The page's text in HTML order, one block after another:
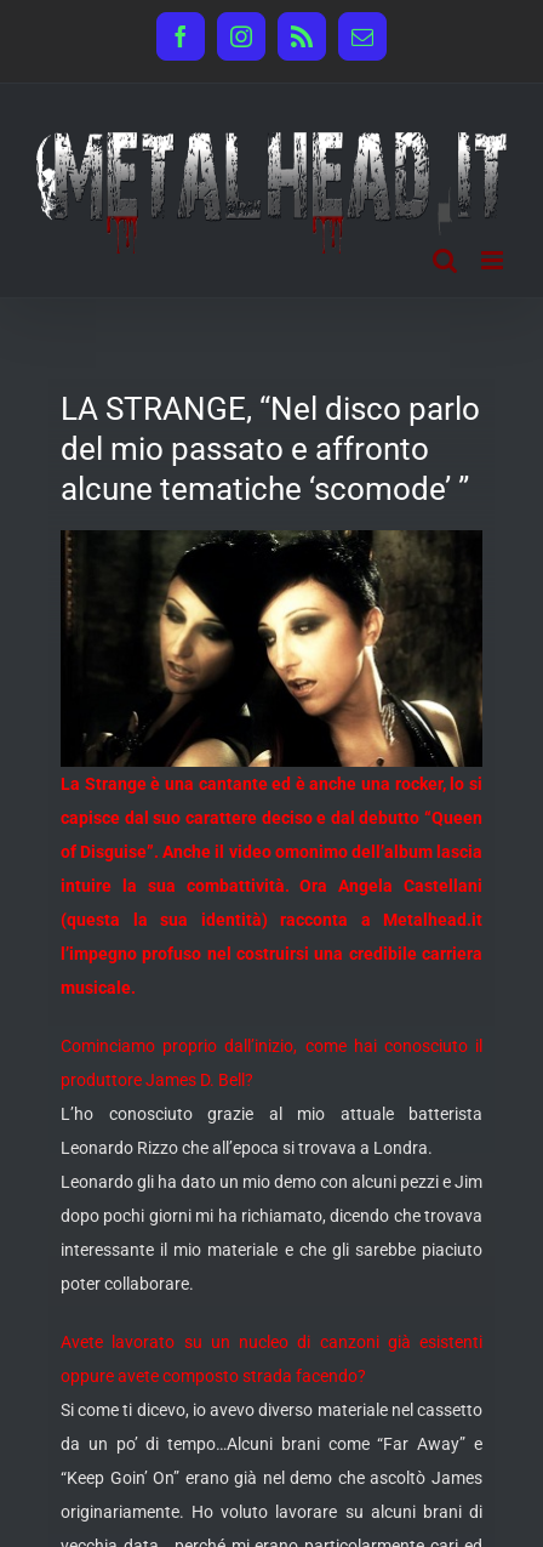
FacebookInstagram
Rss Email
LA STRANGE, “Nel disco parlo
del mio passato e affronto
alcune tematiche ‘scomode’ ”
La Strange è una cantante ed è anche una rocker, lo si
capisce dal suo carattere deciso e dal debutto “Queen
of Disguise”. Anche il video omonimo dell’album lascia
intuire la sua combattività. Ora Angela Castellani
(questa la sua identità) racconta a Metalhead.it
l’impegno profuso nel costruirsi una credibile carriera
musicale.
Cominciamo proprio dall’inizio, come hai conosciuto il
produttore James D. Bell?
L’ho conosciuto grazie al mio attuale batterista
Leonardo Rizzo che all’epoca si trovava a Londra.
Leonardo gli ha dato un mio demo con alcuni pezzi e Jim
dopo pochi giorni mi ha richiamato, dicendo che trovava
interessante il mio materiale e che gli sarebbe piaciuto
poter collaborare.
Avete lavorato su un nucleo di canzoni già esistenti
oppure avete composto strada facendo?
Si come ti dicevo, io avevo diverso materiale nel cassetto
da un po’ di tempo…Alcuni brani come “Far Away” e
“Keep Goin’ On” erano già nel demo che ascoltò James
originariamente. Ho voluto lavorare su alcuni brani di